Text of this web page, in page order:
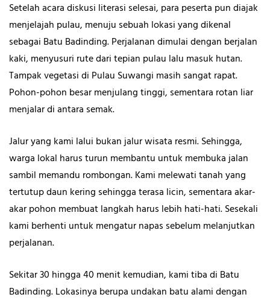
Setelah acara diskusi literasi selesai, para peserta pun diajak
menjelajah pulau, menuju sebuah lokasi yang dikenal
sebagai Batu Badinding. Perjalanan dimulai dengan berjalan
kaki, menyusuri rute dari tepian pulau lalu masuk hutan.
Tampak vegetasi di Pulau Suwangi masih sangat rapat.
Pohon-pohon besar menjulang tinggi, sementara rotan liar
menjalar di antara semak.
Jalur yang kami lalui bukan jalur wisata resmi. Sehingga,
warga lokal harus turun membantu untuk membuka jalan
sambil memandu rombongan. Kami melewati tanah yang
tertutup daun kering sehingga terasa licin, sementara akar-
akar pohon membuat langkah harus lebih hati-hati. Sesekali
kami berhenti untuk mengatur napas sebelum melanjutkan
perjalanan.
Sekitar 30 hingga 40 menit kemudian, kami tiba di Batu
Badinding. Lokasinya berupa undakan batu alami dengan